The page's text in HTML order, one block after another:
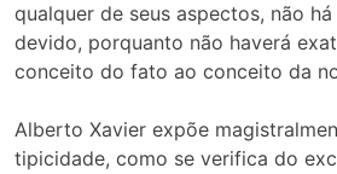
qualquer de seus aspectos, não
devido, porquanto não haverá
conceito do fato ao conceito da
Alberto Xavier expõe
tipicidade, como se verifica do